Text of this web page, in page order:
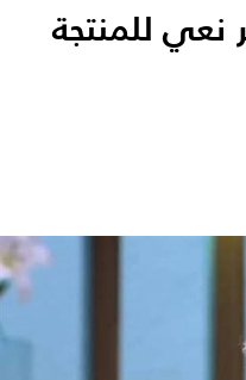
نعي للمنتجة